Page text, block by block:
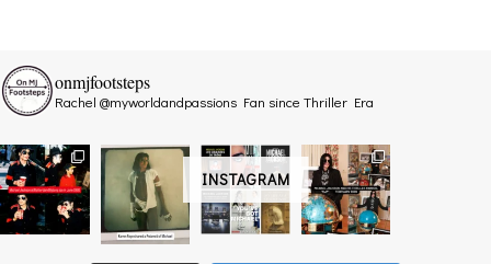
INSTAGRAM
onmjfootsteps
Rachel @myworldandpassions Fan since Thriller Era